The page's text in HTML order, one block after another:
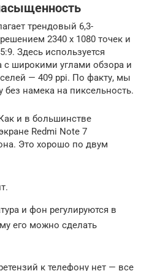
трендовый 6,3-
2340 x 1080 точек и
Здесь используется
с широкими углами обзора и
— 409 ppi. По факту, мы
без намека на пиксельность.
и в большинстве
Redmi Note 7
Это хорошо по двум
и фон регулируются в
его можно сделать
к телефону нет — все